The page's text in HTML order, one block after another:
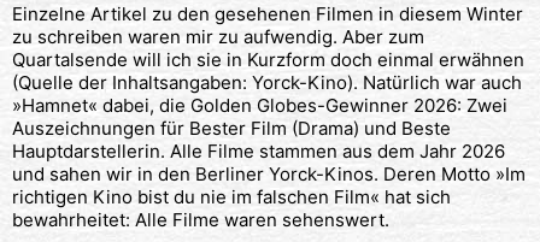
Einzelne Artikel zu den gesehenen Filmen in diesem Winter
zu schreiben waren mir zu aufwendig. Aber zum
Quartalsende will ich sie in Kurzform doch einmal erwähnen
(Quelle der Inhaltsangaben: Yorck-Kino). Natürlich war auch
»Hamnet« dabei, die Golden Globes-Gewinner 2026: Zwei
Auszeichnungen für Bester Film (Drama) und Beste
Hauptdarstellerin. Alle Filme stammen aus dem Jahr 2026
und sahen wir in den Berliner Yorck-Kinos. Deren Motto »Im
richtigen Kino bist du nie im falschen Film« hat sich
bewahrheitet: Alle Filme waren sehenswert.